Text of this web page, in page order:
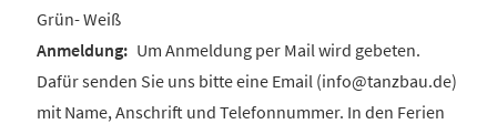
Grün- Weiß
Um Anmeldung per Mail wird gebeten.
Dafür senden Sie uns bitte eine Email (info@tanzbau.de)
mit Name, Anschrift und Telefonnummer. In den Ferien